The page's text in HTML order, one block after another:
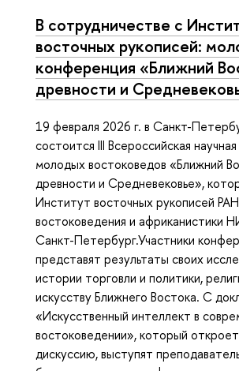
В сотрудничестве с
восточных рукописей:
конференция «Ближний
древности и
19 февраля 2026 г. в Санкт-
состоится III Всероссийская
молодых востоковедов «Ближний
древности и Средневековье»,
Институт восточных рукописей
востоковедения и африканистики
Санкт-Петербург.Участники
представят результаты своих
истории торговли и политики,
искусству Ближнего Востока. С
«Искусственный интеллект в
востоковедении», который
дискуссию, выступят